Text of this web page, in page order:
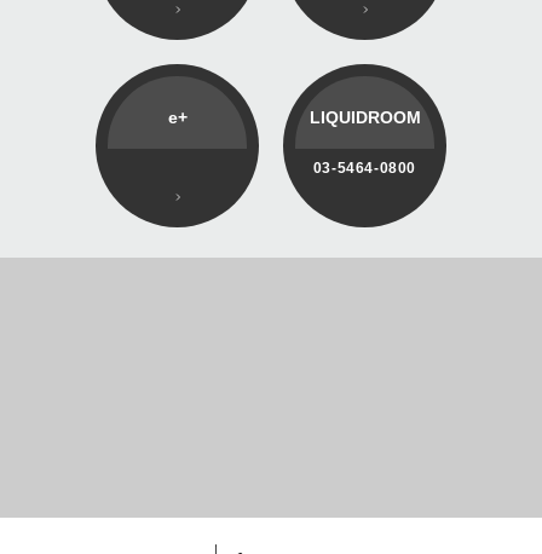
e+ LIQUIDROOM
03-5464-0800